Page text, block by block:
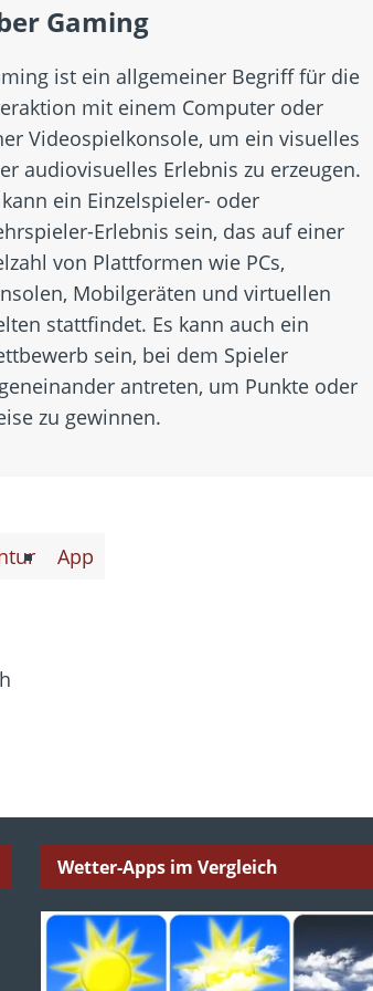
Gaming
ist ein allgemeiner Begriff für die
mit einem Computer oder
Videospielkonsole, um ein visuelles
audiovisuelles Erlebnis zu erzeugen.
kann ein Einzelspieler- oder
Erlebnis sein, das auf einer
von Plattformen wie PCs,
Mobilgeräten und virtuellen
stattfindet. Es kann auch ein
sein, bei dem Spieler
antreten, um Punkte oder
zu gewinnen.
App
Wetter-Apps im Vergleich